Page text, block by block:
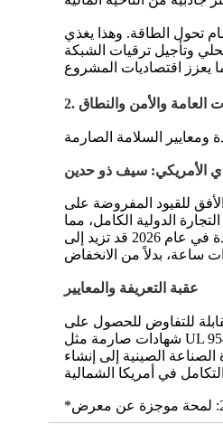
تحول الطاقة. وهذا يغذي
وتأجيل ترقيات الشبكة
العامة والأمن والنطاق
الأمريكي: سيف ذو حدين
للقيود المفروضة على
الآمن". يتم تحفيز مطوري المشاريع لبدء البناء بمعدات مؤهلة في عام 2025 لتأمين مركز التجارة الدولية الكامل، مما
. وخلافًا للمخاوف السابقة، تشير هذه الديناميكية إلى أن إضافات التخزين في الولايات المتحدة في عام 2026 قد تزيد إلى
عقبة التعريفة والمعايير
من 40.91 تيرابايت إلى 82.41 تيرابايت في عام 2026، والمتطلبات غير القابلة للتفاوض للحصول على
الصينية إلى إنشاء